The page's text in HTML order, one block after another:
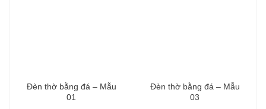
Đèn thờ bằng đá – Mẫu
01
Đèn thờ bằng đá – Mẫu
03